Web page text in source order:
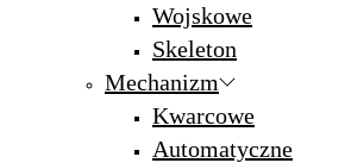
Wojskowe
Skeleton
Mechanizm
Kwarcowe
Automatyczne